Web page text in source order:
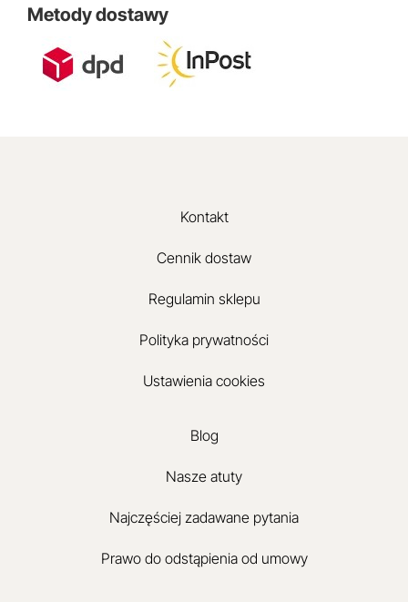
Metody dostawy
Kontakt
Cennik dostaw
Regulamin sklepu
Polityka prywatności
Ustawienia cookies
Blog
Nasze atuty
Najczęściej zadawane pytania
Prawo do odstąpienia od umowy